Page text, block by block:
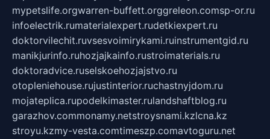
mypetslife.orgwarren-buffett.orggreleon.comsp-or.ru
infoelectrik.rumaterialexpert.rudetkiexpert.ru
doktorvilechit.ruvsesvoimirykami.ruinstrumentgid.ru
manikjurinfo.ruhozjajkainfo.rustroimaterials.ru
doktoradvice.ruselskoehozjajstvo.ru
otopleniehouse.rujustinterior.ruchastnyjdom.ru
mojateplica.rupodelkimaster.rulandshaftblog.ru
garazhov.commonamy.netstroysnami.kzlcna.kz
stroyu.kzmy-vesta.comtimeszp.comavtoguru.net